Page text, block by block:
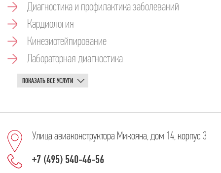
Диагностика и профилактика заболеваний
Кардиология
Кинезиотейпирование
Лабораторная диагностика
ПОКАЗАТЬ ВСЕ УСЛУГИ
Улица авиаконструктора Микояна, дом 14, корпус 3
+7 (495) 540-46-56